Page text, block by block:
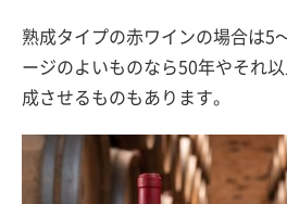
熟成タイプの赤ワインの場合は5
ージのよいものなら50年やそれ
成させるものもあります。